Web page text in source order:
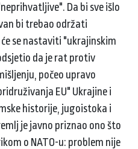
Da bi sve išlo
bi trebao održati
se nastaviti "ukrajinskim
da je rat protiv
počeo upravo
EU" Ukrajine i
historije, jugoistoka i
je javno priznao ono što
o NATO-u: problem nije